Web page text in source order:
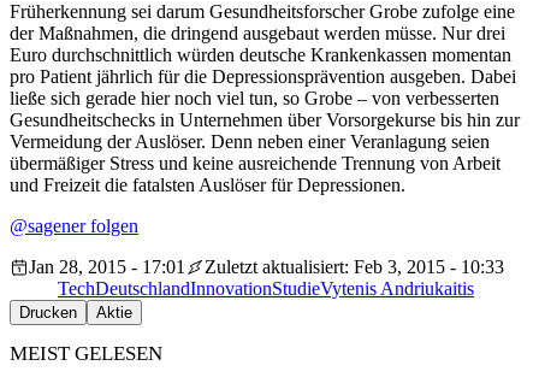
Früherkennung sei darum Gesundheitsforscher Grobe zufolge eine
der Maßnahmen, die dringend ausgebaut werden müsse. Nur drei
Euro durchschnittlich würden deutsche Krankenkassen momentan
pro Patient jährlich für die Depressionsprävention ausgeben. Dabei
ließe sich gerade hier noch viel tun, so Grobe – von verbesserten
Gesundheitschecks in Unternehmen über Vorsorgekurse bis hin zur
Vermeidung der Auslöser. Denn neben einer Veranlagung seien
übermäßiger Stress und keine ausreichende Trennung von Arbeit
und Freizeit die fatalsten Auslöser für Depressionen.
@sagener folgen
Jan 28, 2015 - 17:01
Zuletzt aktualisiert: Feb 3, 2015 - 10:33
TechDeutschlandInnovationStudieVytenis Andriukaitis
Drucken Aktie
MEIST GELESEN